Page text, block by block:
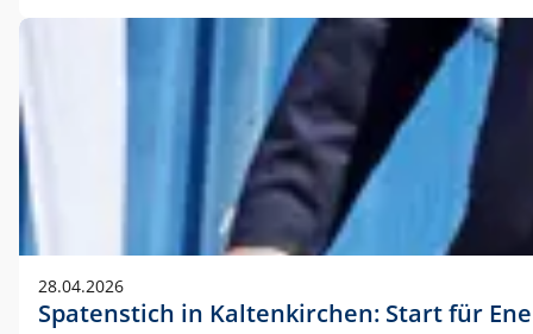
28.04.2026
Spatenstich in Kaltenkirchen: Start für